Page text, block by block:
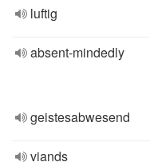
luftig
absent-mindedly
geistesabwesend
viands